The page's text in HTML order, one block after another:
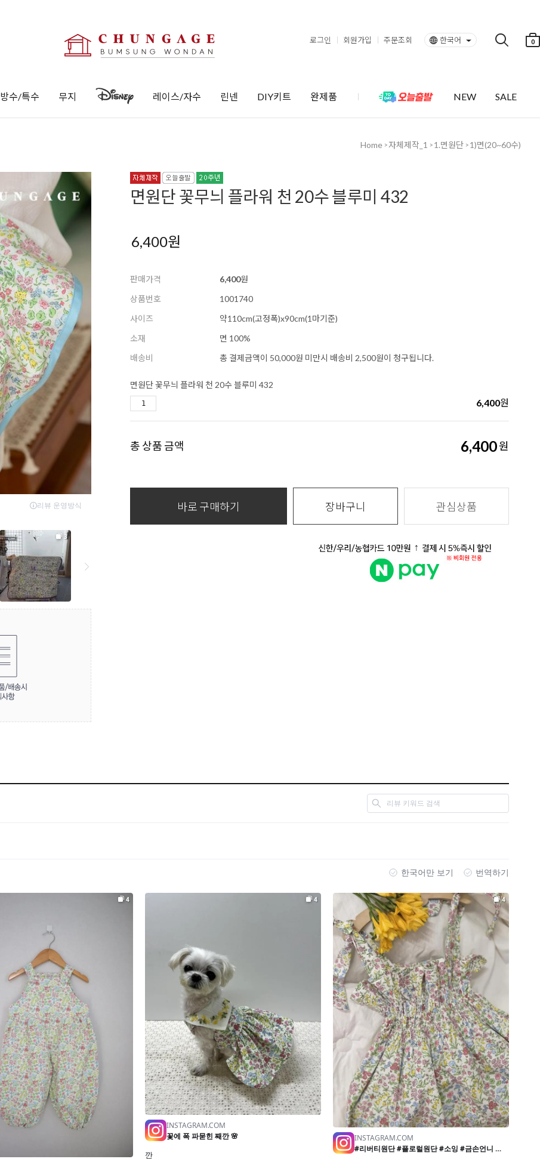
로그인 회원가입 주문조회 한국어 0
방수/특수 무지 레이스/자수 린넨 DIY키트 완제품 NEW SALE
Home >자체제작_1 > 1.면원단 > 1)면(20~60수)
면원단 꽃무늬 플라워 천 20수 블루미 432
6,400원
판매가격 6,400원
상품번호
1001740
사이즈
약110cm(고정폭)x90cm(1마기준)
소재
면 100%
배송비
총 결제금액이 50,000원 미만시 배송비 2,500원이 청구됩니다.
면원단 꽃무늬 플라워 천 20수 블루미 432
6,400원
총 상품 금액 6,400원
바로 구매하기 장바구니 관심상품